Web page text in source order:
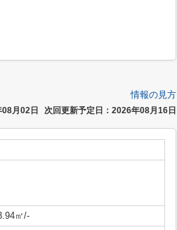
情報の見方
月02日 次回更新予定日：2026年08月16日
㎡/-